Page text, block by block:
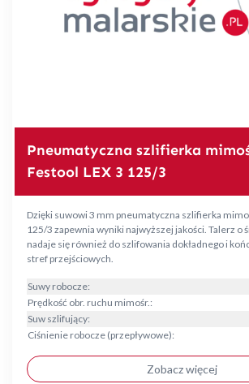
Pneumatyczna szlifierka
Festool LEX 3 125/3
Dzięki suwowi 3 mm pneumatyczna szlifierka
125/3 zapewnia wyniki najwyższej jakości. Talerz o
nadaje się również do szlifowania dokładnego i
stref przejściowych.
Suwy robocze:
Prędkość obr. ruchu mimośr.:
Suw szlifujący:
Ciśnienie robocze (przepływowe):
Zobacz więcej